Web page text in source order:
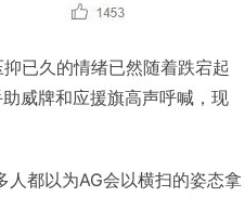
已久的情绪已然随着跌宕起
威牌和应援旗高声呼喊，现
人都以为AG会以横扫的姿态拿